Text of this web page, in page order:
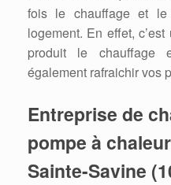
fois le chauffage et le
logement. En effet,
produit le chauffage
également rafraichir vos
Entreprise de
pompe à
Sainte-Savine